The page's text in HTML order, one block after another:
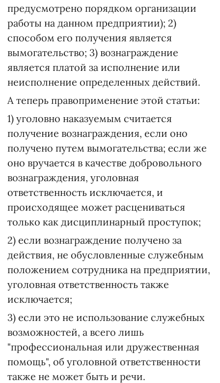
предусмотрено порядком организации
работы на данном предприятии); 2)
способом его получения является
вымогательство; 3) вознаграждение
является платой за исполнение или
неисполнение определенных действий.
А теперь правоприменение этой статьи:
1) уголовно наказуемым считается
получение вознаграждения, если оно
получено путем вымогательства; если же
оно вручается в качестве добровольного
вознаграждения, уголовная
ответственность исключается, и
происходящее может расцениваться
только как дисциплинарный проступок;
2) если вознаграждение получено за
действия, не обусловленные служебным
положением сотрудника на предприятии,
уголовная ответственность также
исключается;
3) если это не использование служебных
возможностей, а всего лишь
"профессиональная или дружественная
помощь", об уголовной ответственности
также не может быть и речи.